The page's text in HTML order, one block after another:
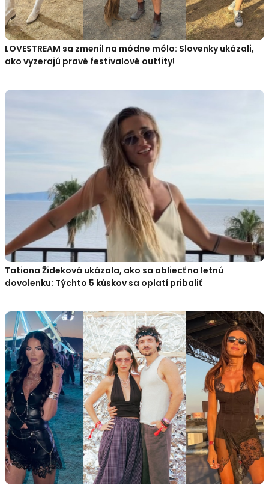
LOVESTREAM sa zmenil na módne mólo: Slovenky ukázali,
ako vyzerajú pravé festivalové outfity!
Tatiana Žideková ukázala, ako sa obliecť na letnú
dovolenku: Týchto 5 kúskov sa oplatí pribaliť